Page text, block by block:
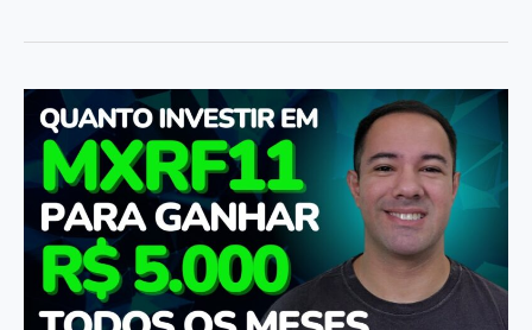
QUANTO
INVESTIR
MXRF11
para
RECEBER